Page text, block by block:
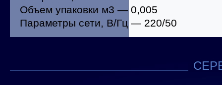
Объем упаковки м3 — 0,005
Параметры сети, В/Гц — 220/50